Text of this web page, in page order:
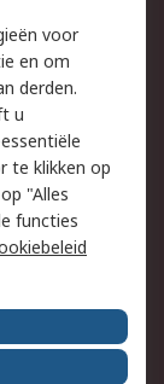
voor
en om
derden.
u
te klikken op
"Alles
functies